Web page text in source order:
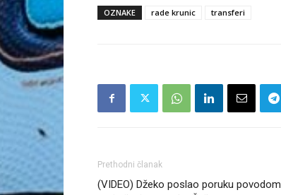
OZNAKE rade krunic transferi
Prethodni članak
(VIDEO) Džeko poslao poruku povodom